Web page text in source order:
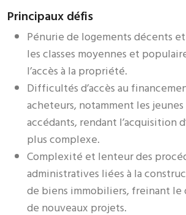
Principaux défis
Pénurie de logements décents
les classes moyennes et
l’accès à la propriété.
Difficultés d’accès au
acheteurs, notamment les
accédants, rendant l’acquisition
plus complexe.
Complexité et lenteur des
administratives liées à la
de biens immobiliers, freinant
de nouveaux projets.